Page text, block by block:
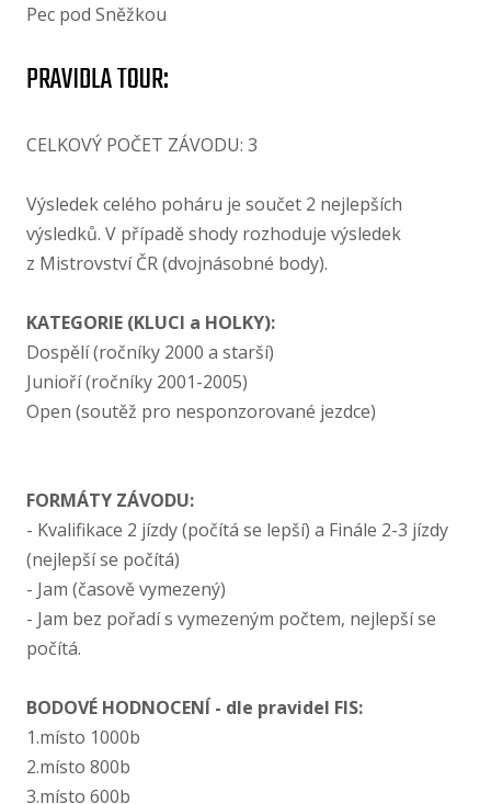
Pec pod Sněžkou
PRAVIDLA TOUR:
CELKOVÝ POČET ZÁVODU: 3
Výsledek celého poháru je součet 2 nejlepších
výsledků. V případě shody rozhoduje výsledek
z Mistrovství ČR (dvojnásobné body).
KATEGORIE (KLUCI a HOLKY):
Dospělí (ročníky 2000 a starší)
Junioří (ročníky 2001-2005)
Open (soutěž pro nesponzorované jezdce)
FORMÁTY ZÁVODU:
- Kvalifikace 2 jízdy (počítá se lepší) a Finále 2-​3 jízdy
(nejlepší se počítá)
- Jam (časově vymezený)
- Jam bez pořadí s vymezeným počtem, nejlepší se
počítá.
BODOVÉ HODNOCENÍ - dle pravidel FIS:
1.místo 1000b
2.místo 800b
3.místo 600b